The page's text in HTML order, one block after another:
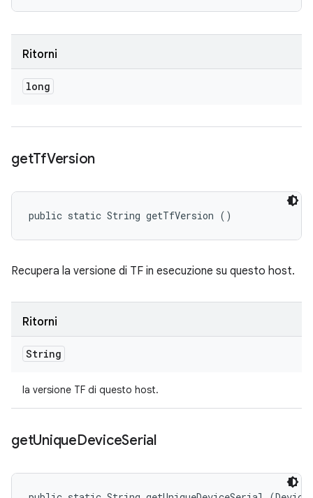
Ritorni
long
getTfVersion
public static String getTfVersion ()
Recupera la versione di TF in esecuzione su questo host.
Ritorni
String
la versione TF di questo host.
getUniqueDeviceSerial